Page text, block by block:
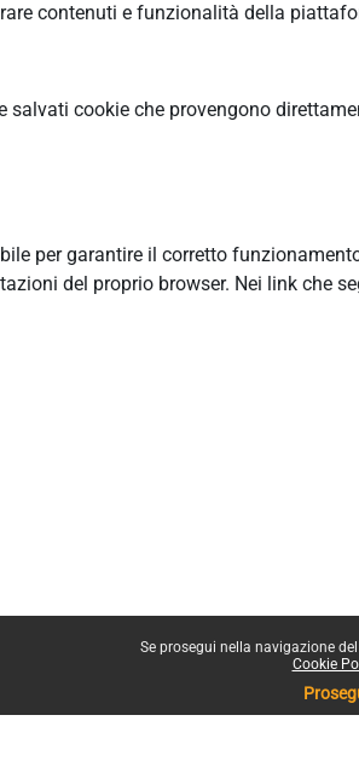
Se prosegui nella navigazione
Cookie
contenuti e funzionalità della
salvati cookie che provengono
per garantire il corretto
del proprio browser. Nei link che